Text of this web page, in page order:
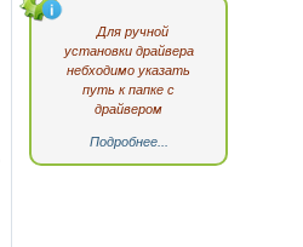
Для ручной
установки драйвера
небходимо указать
путь к папке с
драйвером
Подробнее...